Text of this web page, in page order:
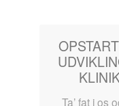
Ta’ fat i os